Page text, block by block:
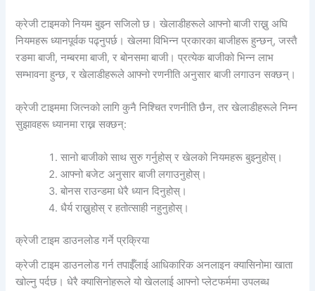
क्रेजी टाइमको नियम बुझ्न सजिलो छ। खेलाडीहरूले आफ्नो बाजी राख्नु अघि
नियमहरू ध्यानपूर्वक पढ्नुपर्छ। खेलमा विभिन्न प्रकारका बाजीहरू हुन्छन्, जस्तै
रङमा बाजी, नम्बरमा बाजी, र बोनसमा बाजी। प्रत्येक बाजीको भिन्न लाभ
सम्भावना हुन्छ, र खेलाडीहरूले आफ्नो रणनीति अनुसार बाजी लगाउन सक्छन्।
क्रेजी टाइममा जित्नको लागि कुनै निश्चित रणनीति छैन, तर खेलाडीहरूले निम्न
सुझावहरू ध्यानमा राख्न सक्छन्:
सानो बाजीको साथ सुरु गर्नुहोस् र खेलको नियमहरू बुझ्नुहोस्।
आफ्नो बजेट अनुसार बाजी लगाउनुहोस्।
बोनस राउन्डमा धेरै ध्यान दिनुहोस्।
धैर्य राख्नुहोस् र हतोत्साही नहुनुहोस्।
क्रेजी टाइम डाउनलोड गर्ने प्रक्रिया
क्रेजी टाइम डाउनलोड गर्न तपाईँलाई आधिकारिक अनलाइन क्यासिनोमा खाता
खोल्नु पर्दछ। धेरै क्यासिनोहरूले यो खेललाई आफ्नो प्लेटफर्ममा उपलब्ध